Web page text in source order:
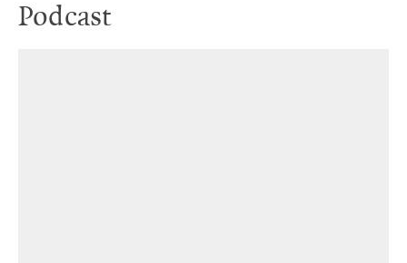
Podcast